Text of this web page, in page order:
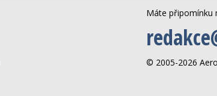
Máte připomínku
© 2005-2026